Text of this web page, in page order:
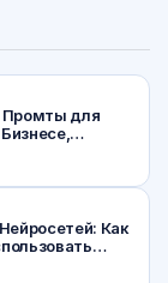
Промты для
Как